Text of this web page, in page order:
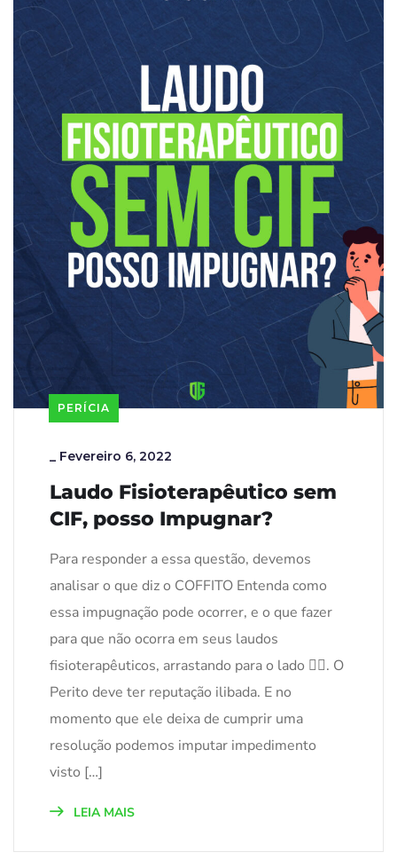
PERÍCIA
_ Fevereiro 6, 2022
Laudo Fisioterapêutico sem
CIF, posso Impugnar?
Para responder a essa questão, devemos
analisar o que diz o COFFITO Entenda como
essa impugnação pode ocorrer, e o que fazer
para que não ocorra em seus laudos
fisioterapêuticos, arrastando para o lado 👈🏻. O
Perito deve ter reputação ilibada. E no
momento que ele deixa de cumprir uma
resolução podemos imputar impedimento
visto […]
LEIA MAIS